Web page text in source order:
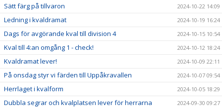
Sätt färg på tillvaron 2024-10-22 14:09
Ledning i kvaldramat 2024-10-19 16:24
Dags för avgörande kval till division 4 2024-10-15 10:54
Kval till 4:an omgång 1 - check! 2024-10-12 18:24
Kvaldramat lever! 2024-10-09 22:11
På onsdag styr vi färden till Uppåkravallen 2024-10-07 09:54
Herrlaget i kvalform 2024-10-05 18:29
Dubbla segrar och kvalplatsen lever för herrarna 2024-09-30 09:27